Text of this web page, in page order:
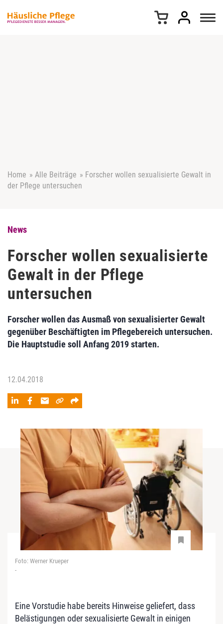
Home » Alle Beiträge » Forscher wollen sexualisierte Gewalt in
der Pflege untersuchen
News
Forscher wollen sexualisierte
Gewalt in der Pflege
untersuchen
Forscher wollen das Ausmaß von sexualisierter Gewalt
gegenüber Beschäftigten im Pflegebereich untersuchen.
Die Hauptstudie soll Anfang 2019 starten.
12.04.2018
Foto: Werner Krueper
-
Eine Vorstudie habe bereits Hinweise geliefert, dass
Belästigungen oder sexualisierte Gewalt in einigen